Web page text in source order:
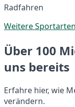
Radfahren
Weitere Sportarten
Über 100
uns bereits
Erfahre hier, wie
verändern.